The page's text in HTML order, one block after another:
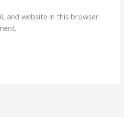
and website in this browser